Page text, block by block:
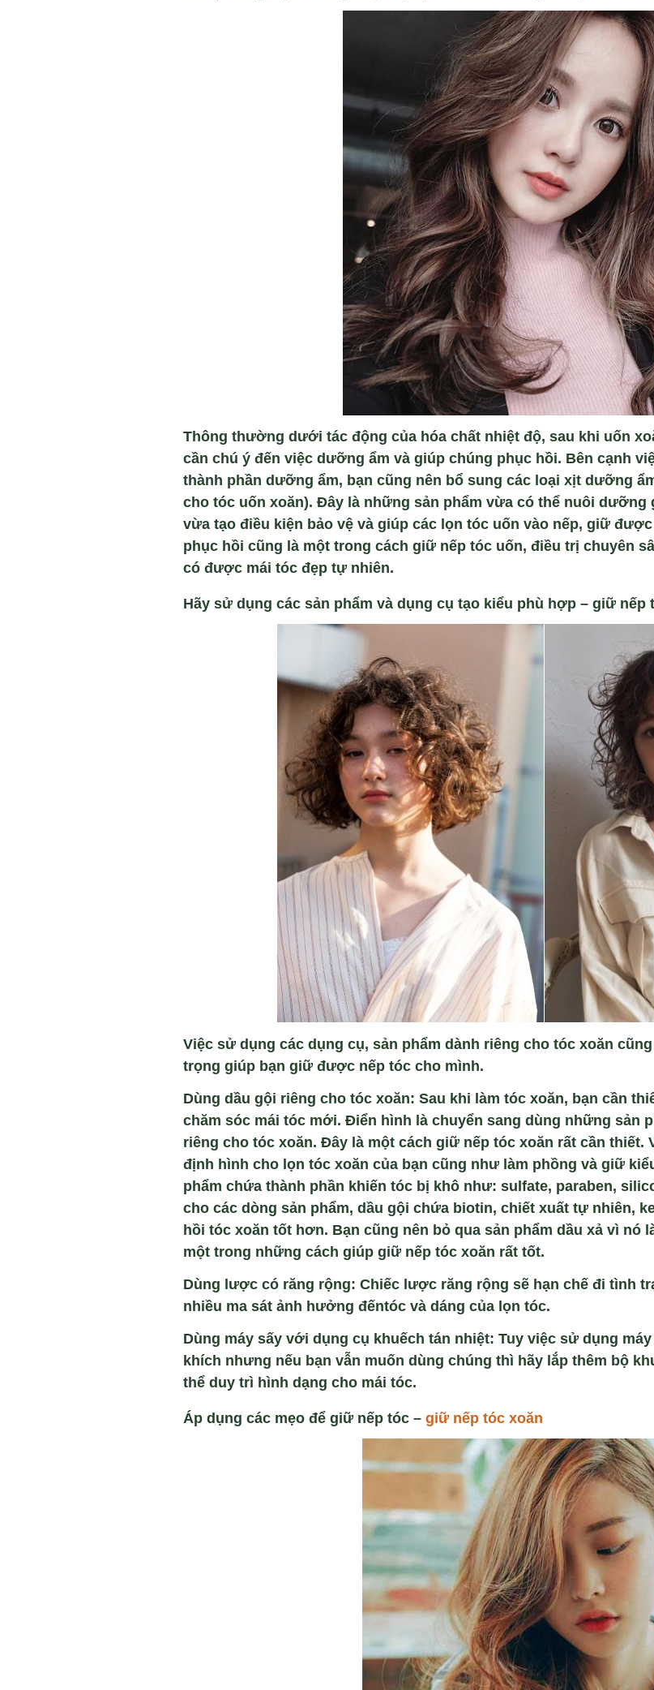
Thông thường dưới tác động của hóa chất nhiệt độ, sau khi uốn
cần chú ý đến việc dưỡng ẩm và giúp chúng phục hồi. Bên cạnh
thành phần dưỡng ẩm, bạn cũng nên bổ sung các loại xịt dưỡng
cho tóc uốn xoăn). Đây là những sản phẩm vừa có thể nuôi
vừa tạo điều kiện bảo vệ và giúp các lọn tóc uốn vào nếp, giữ
phục hồi cũng là một trong cách giữ nếp tóc uốn, điều trị chuyên
có được mái tóc đẹp tự nhiên.
Hãy sử dụng các sản phẩm và dụng cụ tạo kiểu phù hợp – giữ nếp
Việc sử dụng các dụng cụ, sản phẩm dành riêng cho tóc xoăn
trọng giúp bạn giữ được nếp tóc cho mình.
Dùng dầu gội riêng cho tóc xoăn: Sau khi làm tóc xoăn, bạn cần
chăm sóc mái tóc mới. Điển hình là chuyển sang dùng những sản
riêng cho tóc xoăn. Đây là một cách giữ nếp tóc xoăn rất cần thiết.
định hình cho lọn tóc xoăn của bạn cũng như làm phồng và giữ
phẩm chứa thành phần khiến tóc bị khô như: sulfate, paraben,
cho các dòng sản phẩm, dầu gội chứa biotin, chiết xuất tự nhiên,
hồi tóc xoăn tốt hơn. Bạn cũng nên bỏ qua sản phẩm dầu xả vì nó
một trong những cách giúp giữ nếp tóc xoăn rất tốt.
Dùng lược có răng rộng: Chiếc lược răng rộng sẽ hạn chế đi tình
nhiều ma sát ảnh hưởng đếntóc và dáng của lọn tóc.
Dùng máy sấy với dụng cụ khuếch tán nhiệt: Tuy việc sử dụng
khích nhưng nếu bạn vẫn muốn dùng chúng thì hãy lắp thêm bộ
thể duy trì hình dạng cho mái tóc.
Áp dụng các mẹo để giữ nếp tóc – giữ nếp tóc xoăn